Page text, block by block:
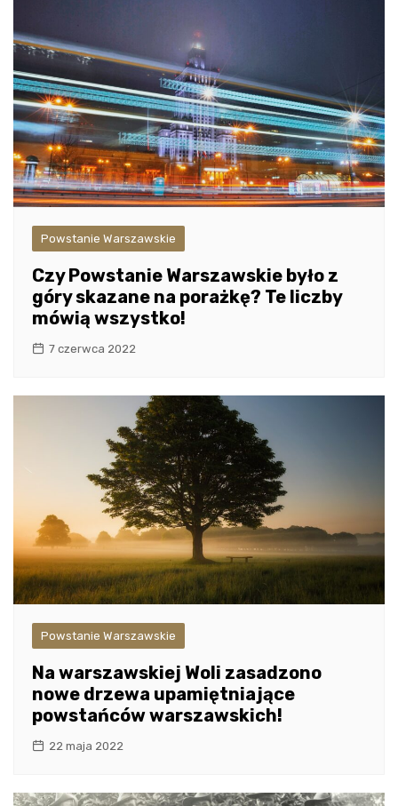
Powstanie Warszawskie
Czy Powstanie Warszawskie było z
góry skazane na porażkę? Te liczby
mówią wszystko!
7 czerwca 2022
Powstanie Warszawskie
Na warszawskiej Woli zasadzono
nowe drzewa upamiętniające
powstańców warszawskich!
22 maja 2022